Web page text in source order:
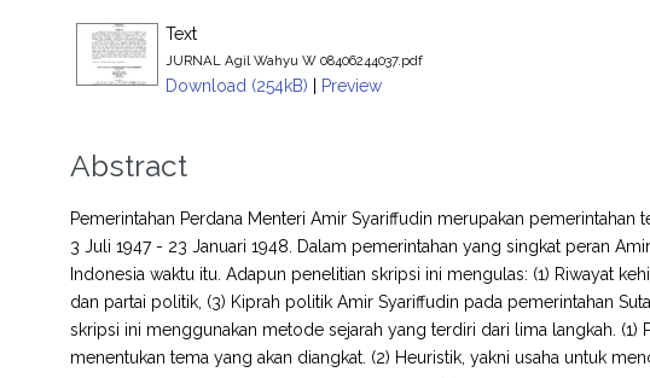
Text
JURNAL Agil Wahyu W 08406244037.pdf
Download (254kB) | Preview
Abstract
Pemerintahan Perdana Menteri Amir Syariffudin merupakan
3 Juli 1947 - 23 Januari 1948. Dalam pemerintahan yang singkat peran
Indonesia waktu itu. Adapun penelitian skripsi ini mengulas: (1) Riwayat
dan partai politik, (3) Kiprah politik Amir Syariffudin pada pemerintahan
skripsi ini menggunakan metode sejarah yang terdiri dari lima langkah.
menentukan tema yang akan diangkat. (2) Heuristik, yakni usaha untuk